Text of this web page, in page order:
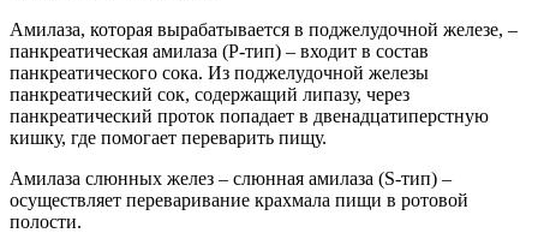
Амилаза, которая вырабатывается в поджелудочной железе, –
панкреатическая амилаза (P-тип) – входит в состав
панкреатического сока. Из поджелудочной железы
панкреатический сок, содержащий липазу, через
панкреатический проток попадает в двенадцатиперстную
кишку, где помогает переварить пищу.
Амилаза слюнных желез – слюнная амилаза (S-тип) –
осуществляет переваривание крахмала пищи в ротовой
полости.